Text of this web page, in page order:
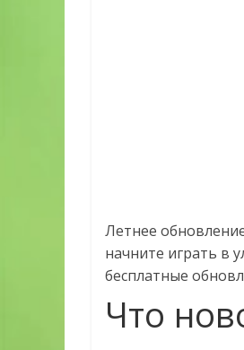
Летнее
начните играть в
бесплатные
Что